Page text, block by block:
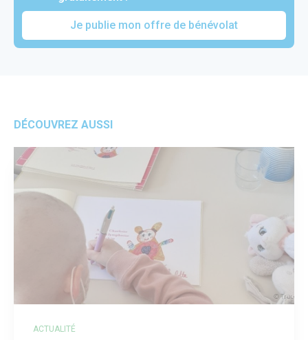
Je publie mon offre de bénévolat
DÉCOUVREZ AUSSI
ACTUALITÉ